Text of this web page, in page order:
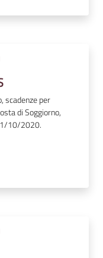
scadenze per
di Soggiorno,
1/10/2020.